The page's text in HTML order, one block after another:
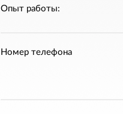
Опыт работы:
Номер телефона